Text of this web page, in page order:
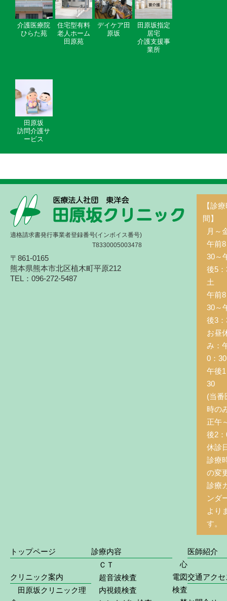
介護医療院
ひらた苑
住宅型有料
老人ホーム
田原苑
デイケア田
原坂
田原坂指定
居宅
介護支援事
業所
田原坂
訪問介護サ
ービス
適格請求書発行事業者登録番号(インボイス番号)
T8330005003478
〒861-0165
熊本県熊本市北区植木町平原212
TEL：096-272-5487
【診
間】
月～
午前
30～
後5
土
午前
30～
後3
お昼
み：
0：
午後
30
(当番
時の
正午
後2
休診
診療
の変
診療
ンダ
より
す。
トップページ
クリニック案内
田原坂クリニック理
診療内容
ＣＴ
超音波検査
内視鏡検査
心
電図
検査
医師紹介
交通アクセ